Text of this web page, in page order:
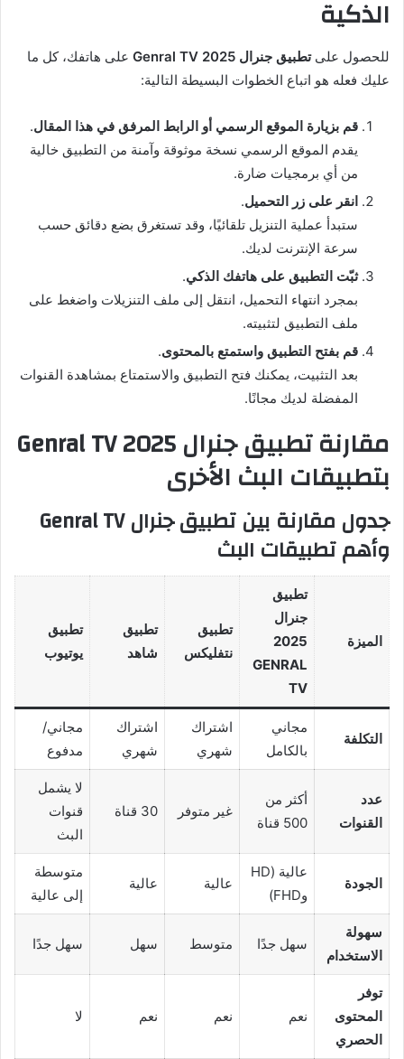
الذكية
للحصول علىتطبيق جنرال 2025 Genral TV
على هاتفك، كل ما
عليك فعله هو اتباع الخطوات البسيطة التالية:
قم بزيارة الموقع الرسمي أو الرابط المرفق في هذا المقال.
يقدم الموقع الرسمي نسخة موثوقة وآمنة من التطبيق خالية
من أي برمجيات ضارة.
انقر على زر التحميل.
ستبدأ عملية التنزيل تلقائيًا، وقد تستغرق بضع دقائق حسب
سرعة الإنترنت لديك.
ثبّت التطبيق على هاتفك الذكي.
بمجرد انتهاء التحميل، انتقل إلى ملف التنزيلات واضغط على
ملف التطبيق لتثبيته.
قم بفتح التطبيق واستمتع بالمحتوى.
بعد التثبيت، يمكنك فتح التطبيق والاستمتاع بمشاهدة القنوات
المفضلة لديك مجانًا.
مقارنة تطبيق جنرال 2025 Genral TV
بتطبيقات البث الأخرى
جدول مقارنة بين تطبيق جنرال Genral TV
وأهم تطبيقات البث
الميزة
تطبيق
جنرال
2025
GENRAL
TV
تطبيق
نتفليكس
تطبيق
شاهد
تطبيق
يوتيوب
التكلفة
مجاني
بالكامل
اشتراك
شهري
اشتراك
شهري
مجاني/
مدفوع
عدد
القنوات
أكثر من
500 قناة
غير متوفر 30 قناة
لا يشمل
قنوات
البث
الجودة
عالية (HD
وFHD)
عالية عالية
متوسطة
إلى عالية
سهولة
الاستخدام
سهل جدًا متوسط سهل سهل جدًا
توفر
المحتوى
الحصري
نعم نعم نعم لا